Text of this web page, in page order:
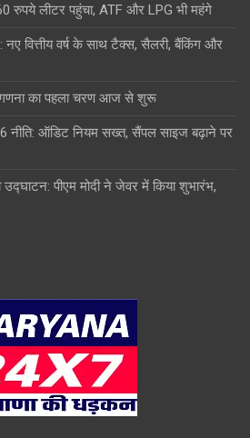
रुपये लीटर पहुंचा, ATF और LPG भी महंगे
वित्तीय वर्ष के साथ टैक्स, सैलरी, बैंकिंग और
का पहला चरण आज से शुरू
नीति: ऑडिट नियम सख्त, सैंपल साइज बढ़ाने पर
पीएम मोदी ने जेवर में किया शुभारंभ,